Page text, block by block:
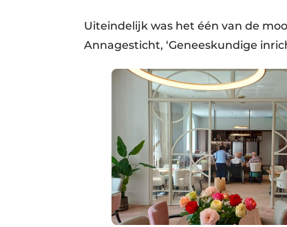
Uiteindelijk was het één van de
Annagesticht, ‘Geneeskundige